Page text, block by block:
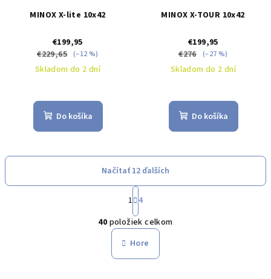
MINOX X-lite 10x42
€199,95
€229,65 (–12 %)
Skladom do 2 dní
Do košíka
MINOX X-TOUR 10x42
€199,95
€276 (–27 %)
Skladom do 2 dní
Do košíka
O
v
l
á
Načítať 12 ďalších
S
t
r
á
n
k
o
1 4
40 položiek celkom
Hore